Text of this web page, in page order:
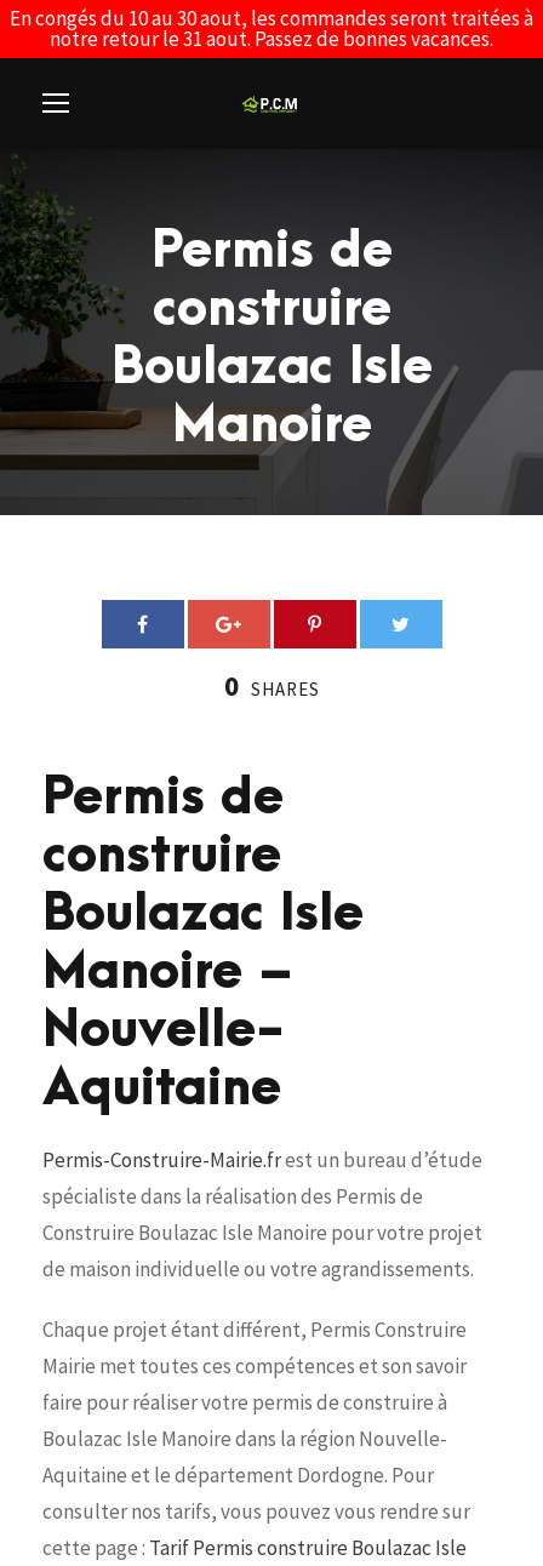
En congés du 10 au 30 aout, les commandes seront traitées à
notre retour le 31 aout. Passez de bonnes vacances.
Permis de
construire
Boulazac Isle
Manoire
0 SHARES
Permis de
construire
Boulazac Isle
Manoire –
Nouvelle-
Aquitaine
Permis-Construire-Mairie.frest un bureau d’étude
spécialiste dans la réalisation des Permis de
Construire Boulazac Isle Manoire pour votre projet
de maison individuelle ou votre agrandissements.
Chaque projet étant différent, Permis Construire
Mairie met toutes ces compétences et son savoir
faire pour réaliser votre permis de construire à
Boulazac Isle Manoire dans la région Nouvelle-
Aquitaine et le département Dordogne. Pour
consulter nos tarifs, vous pouvez vous rendre sur
cette page : Tarif Permis construire Boulazac Isle